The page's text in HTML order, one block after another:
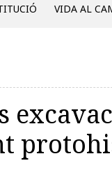
VIDA AL